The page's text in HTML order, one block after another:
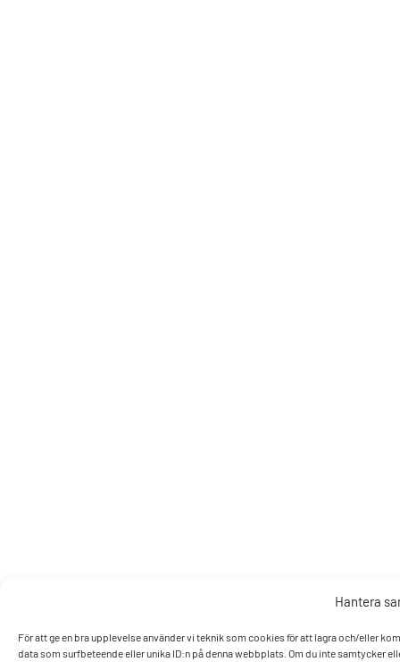
Hantera
För att ge en bra upplevelse använder vi teknik som cookies för att lagra och/eller
data som surfbeteende eller unika ID:n på denna webbplats. Om du inte samtycker